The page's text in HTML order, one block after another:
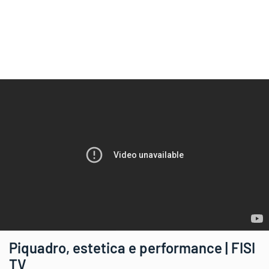
Piquadro, estetica e performance | FISI
TV